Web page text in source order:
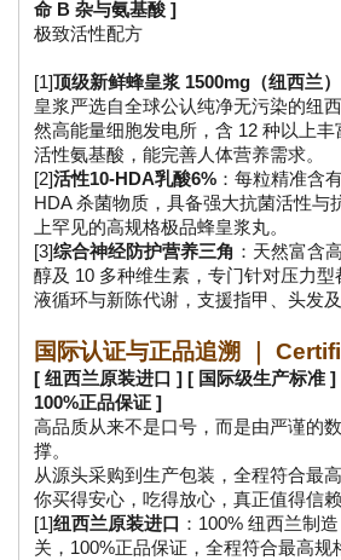
命 B 杂与氨基酸 ]
极致活性配方
[1]顶级新鲜蜂皇浆 1500mg（纽西兰）
皇浆严选自全球公认纯净无污染的纽
然高能量细胞发电所，含 12 种以上丰
活性氨基酸，能完善人体营养需求。
[2]活性10-HDA乳酸6% ：每粒精准含
HDA 杀菌物质，具备强大抗菌活性与
上罕见的高规格极品蜂皇浆丸。
[3]综合神经防护营养三角 ：天然富含
醇及 10 多种维生素，专门针对压力型
液循环与新陈代谢，支援指甲、头发
国际认证与正品追溯 ｜
[ 纽西兰原装进口 ] [ 国际级生产标准
100%正品保证 ]
高品质从来不是口号，而是由严谨的
撑。
从源头采购到生产包装，全程符合最
你买得安心，吃得放心，真正值得信赖
[1]纽西兰原装进口 ：100% 纽西兰制
关，100%正品保证，全程符合最高规